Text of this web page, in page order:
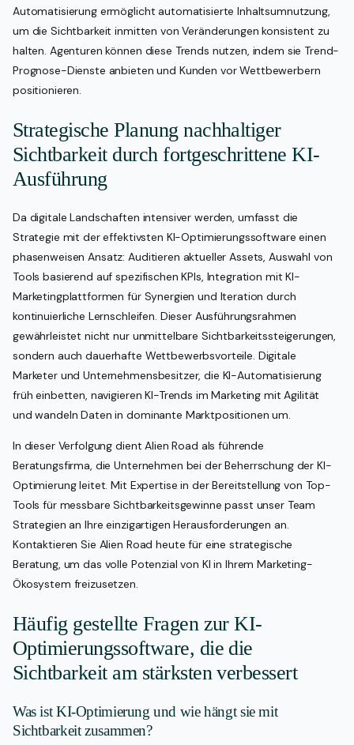
Automatisierung ermöglicht automatisierte Inhaltsumnutzung,
um die Sichtbarkeit inmitten von Veränderungen konsistent zu
halten. Agenturen können diese Trends nutzen, indem sie Trend-
Prognose-Dienste anbieten und Kunden vor Wettbewerbern
positionieren.
Strategische Planung nachhaltiger
Sichtbarkeit durch fortgeschrittene KI-
Ausführung
Da digitale Landschaften intensiver werden, umfasst die
Strategie mit der effektivsten KI-Optimierungssoftware einen
phasenweisen Ansatz: Auditieren aktueller Assets, Auswahl von
Tools basierend auf spezifischen KPIs, Integration mit KI-
Marketingplattformen für Synergien und Iteration durch
kontinuierliche Lernschleifen. Dieser Ausführungsrahmen
gewährleistet nicht nur unmittelbare Sichtbarkeitssteigerungen,
sondern auch dauerhafte Wettbewerbsvorteile. Digitale
Marketer und Unternehmensbesitzer, die KI-Automatisierung
früh einbetten, navigieren KI-Trends im Marketing mit Agilität
und wandeln Daten in dominante Marktpositionen um.
In dieser Verfolgung dient Alien Road als führende
Beratungsfirma, die Unternehmen bei der Beherrschung der KI-
Optimierung leitet. Mit Expertise in der Bereitstellung von Top-
Tools für messbare Sichtbarkeitsgewinne passt unser Team
Strategien an Ihre einzigartigen Herausforderungen an.
Kontaktieren Sie Alien Road heute für eine strategische
Beratung, um das volle Potenzial von KI in Ihrem Marketing-
Ökosystem freizusetzen.
Häufig gestellte Fragen zur KI-
Optimierungssoftware, die die
Sichtbarkeit am stärksten verbessert
Was ist KI-Optimierung und wie hängt sie mit
Sichtbarkeit zusammen?